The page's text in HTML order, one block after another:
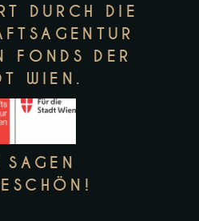
DURCH DIE
FONDS DER
WIEN.
SAGEN